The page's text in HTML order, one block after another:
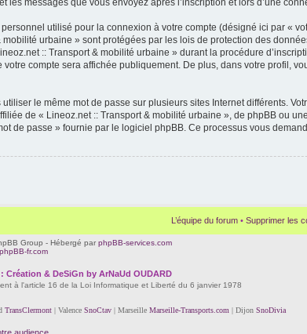
messages que vous envoyez après l’inscription et lors d’une
utilisé pour la connexion à votre compte (désigné ici par «
urbaine » sont protégées par les lois de protection des
:: Transport & mobilité urbaine » durant la procédure
compte sera affichée publiquement. De plus, dans votre profil,
le même mot de passe sur plusieurs sites Internet différents.
de « Lineoz.net :: Transport & mobilité urbaine », de phpBB ou
de passe » fournie par le logiciel phpBB. Ce processus vous
L’équipe du forum • Supprimer les
Group - Hébergé par phpBB-services.com
phpBB-fr.com
Création & DeSiGn by ArNaUd OUDARD
à l'article 16 de la Loi Informatique et Liberté du 6 janvier 1978
TransClermont| Valence SnoCtav| Marseille Marseille-Transports.com | Dijon SnoDivia